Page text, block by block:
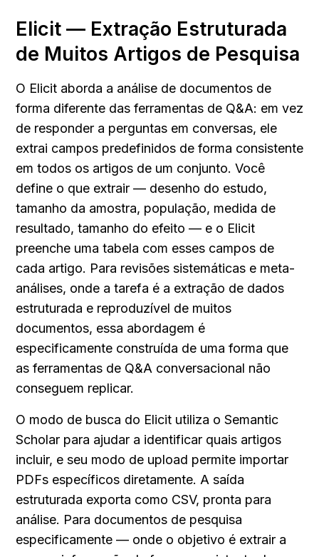
Elicit — Extração Estruturada
de Muitos Artigos de Pesquisa
O Elicit aborda a análise de documentos de
forma diferente das ferramentas de Q&A: em vez
de responder a perguntas em conversas, ele
extrai campos predefinidos de forma consistente
em todos os artigos de um conjunto. Você
define o que extrair — desenho do estudo,
tamanho da amostra, população, medida de
resultado, tamanho do efeito — e o Elicit
preenche uma tabela com esses campos de
cada artigo. Para revisões sistemáticas e meta-
análises, onde a tarefa é a extração de dados
estruturada e reproduzível de muitos
documentos, essa abordagem é
especificamente construída de uma forma que
as ferramentas de Q&A conversacional não
conseguem replicar.
O modo de busca do Elicit utiliza o Semantic
Scholar para ajudar a identificar quais artigos
incluir, e seu modo de upload permite importar
PDFs específicos diretamente. A saída
estruturada exporta como CSV, pronta para
análise. Para documentos de pesquisa
especificamente — onde o objetivo é extrair a